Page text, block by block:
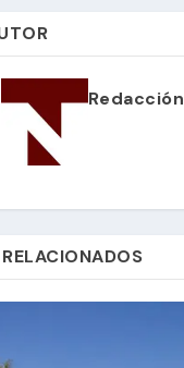
Redacción